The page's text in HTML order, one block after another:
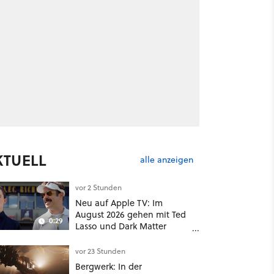
alle anzeigen
0:29
vor 2 Stunden
Neu auf Apple TV: Im
August 2026 gehen mit Ted
Lasso und Dark Matter
Highlights weiter
vor 23 Stunden
Bergwerk: In der